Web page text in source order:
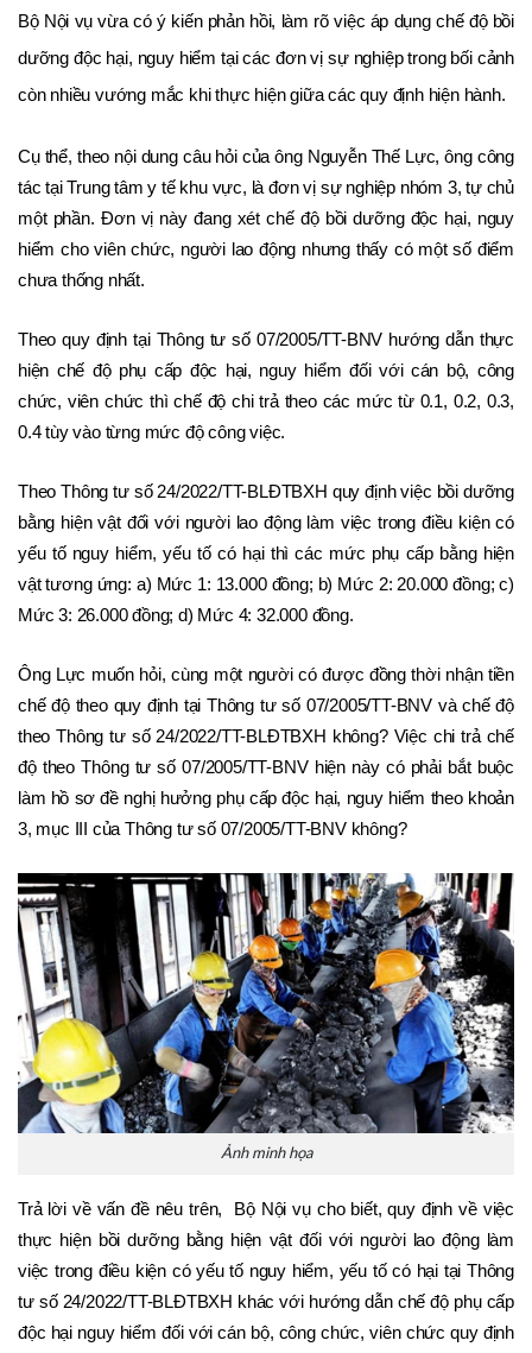
Bộ Nội vụ vừa có ý kiến phản hồi, làm rõ việc áp dụng chế độ bồi
dưỡng độc hại, nguy hiểm tại các đơn vị sự nghiệp trong bối cảnh
còn nhiều vướng mắc khi thực hiện giữa các quy định hiện hành.
Cụ thể, theo nội dung câu hỏi của ông Nguyễn Thế Lực, ông công
tác tại Trung tâm y tế khu vực, là đơn vị sự nghiệp nhóm 3, tự chủ
một phần. Đơn vị này đang xét chế độ bồi dưỡng độc hại, nguy
hiểm cho viên chức, người lao động nhưng thấy có một số điểm
chưa thống nhất.
Theo quy định tại Thông tư số 07/2005/TT-BNV hướng dẫn thực
hiện chế độ phụ cấp độc hại, nguy hiểm đối với cán bộ, công
chức, viên chức thì chế độ chi trả theo các mức từ 0.1, 0.2, 0.3,
0.4 tùy vào từng mức độ công việc.
Theo Thông tư số 24/2022/TT-BLĐTBXH quy định việc bồi dưỡng
bằng hiện vật đối với người lao động làm việc trong điều kiện có
yếu tố nguy hiểm, yếu tố có hại thì các mức phụ cấp bằng hiện
vật tương ứng: a) Mức 1: 13.000 đồng; b) Mức 2: 20.000 đồng; c)
Mức 3: 26.000 đồng; d) Mức 4: 32.000 đồng.
Ông Lực muốn hỏi, cùng một người có được đồng thời nhận tiền
chế độ theo quy định tại Thông tư số 07/2005/TT-BNV và chế độ
theo Thông tư số 24/2022/TT-BLĐTBXH không? Việc chi trả chế
độ theo Thông tư số 07/2005/TT-BNV hiện này có phải bắt buộc
làm hồ sơ đề nghị hưởng phụ cấp độc hại, nguy hiểm theo khoản
3, mục III của Thông tư số 07/2005/TT-BNV không?
Ảnh minh họa
Trả lời về vấn đề nêu trên,  Bộ Nội vụ cho biết, quy định về việc
thực hiện bồi dưỡng bằng hiện vật đối với người lao động làm
việc trong điều kiện có yếu tố nguy hiểm, yếu tố có hại tại Thông
tư số 24/2022/TT-BLĐTBXH khác với hướng dẫn chế độ phụ cấp
độc hại nguy hiểm đối với cán bộ, công chức, viên chức quy định